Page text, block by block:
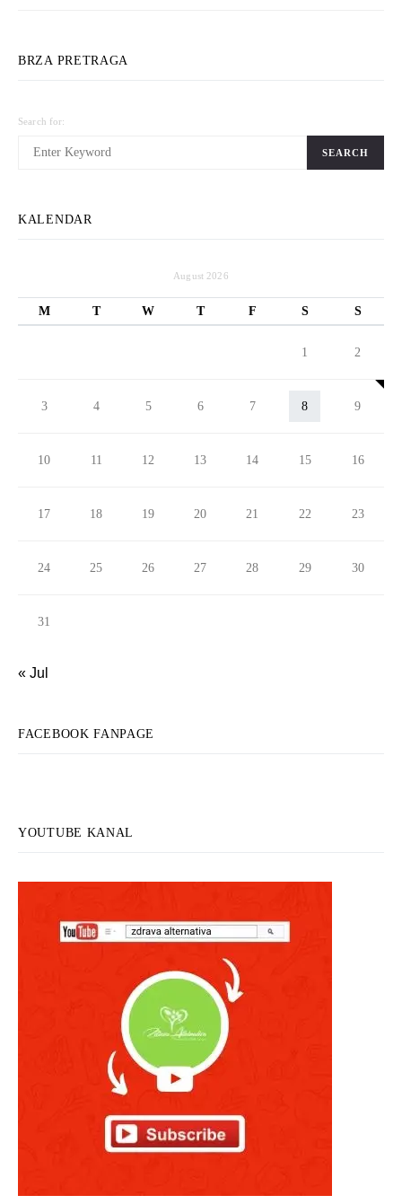
BRZA PRETRAGA
Search for:
SEARCH
KALENDAR
August 2026
M T W T F S S
1 2
3 4 5 6 7 8 9
10 11 12 13 14 15 16
17 18 19 20 21 22 23
24 25 26 27 28 29 30
31
« Jul
FACEBOOK FANPAGE
YOUTUBE KANAL